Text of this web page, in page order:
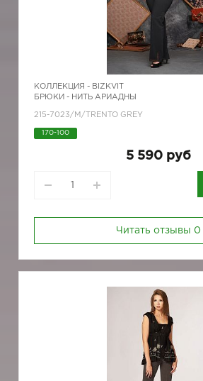
КОЛЛЕКЦИЯ - BIZKVIT
БРЮКИ - НИТЬ АРИАДНЫ
215-7023/M/TRENTO GREY
170-100
5 590 руб
Читать отзывы 0